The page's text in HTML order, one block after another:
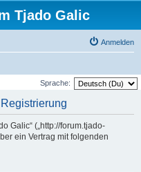
Tjado Galic
Anmelden
Sprache:
Galic“ („http://forum.tjado-
ein Vertrag mit folgenden